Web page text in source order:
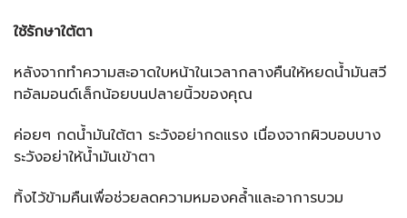
ใช้รักษาใต้ตา
หลังจากทำความสะอาดใบหน้าในเวลากลางคืนให้หยดน้ำมันสวี
ทอัลมอนด์เล็กน้อยบนปลายนิ้วของคุณ
ค่อยๆ กดน้ำมันใต้ตา ระวังอย่ากดแรง เนื่องจากผิวบอบบาง
ระวังอย่าให้น้ำมันเข้าตา
ทิ้งไว้ข้ามคืนเพื่อช่วยลดความหมองคล้ำและอาการบวม